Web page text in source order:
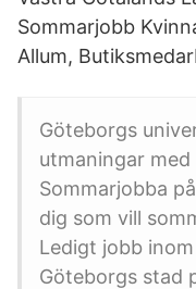
Sommarjobb
Allum,
Göteborgs
utmaningar
Sommarjobba
dig som vill
Ledigt jobb
Göteborgs stad